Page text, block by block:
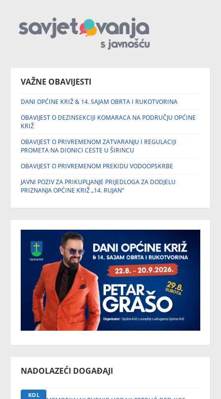
VAŽNE OBAVIJESTI
DANI OPĆINE KRIŽ & 14. SAJAM OBRTA I RUKOTVORINA
OBAVIJEST O DEZINSEKCIJI KOMARACA NA PODRUČJU OPĆINE
KRIŽ
OBAVIJEST O PRIVREMENOM ZATVARANJU I REGULACIJI
PROMETA NA DIONICI CESTE U ŠIRINCU
OBAVIJEST O PRIVREMENOM PREKIDU VODOOPSKRBE
JAVNI POZIV ZA PRIKUPLJANJE PRIJEDLOGA ZA DODJELU
PRIZNANJA OPĆINE KRIŽ „14. RUJAN“
NADOLAZEĆI DOGAĐAJI
KOL